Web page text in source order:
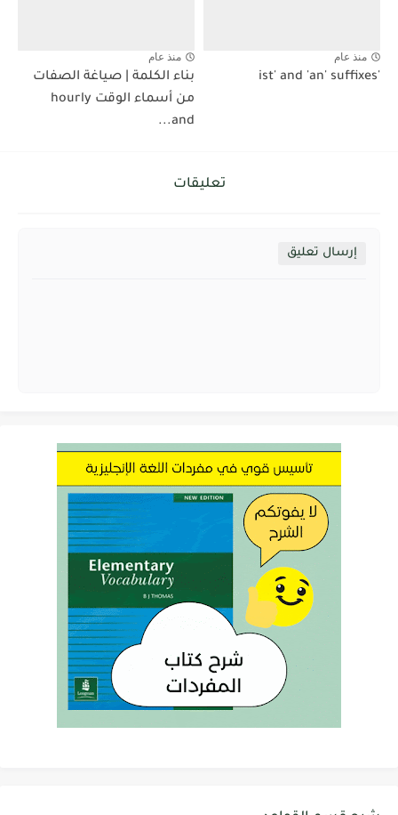
منذ عام
'ist' and 'an' suffixes
منذ عام
بناء الكلمة | صياغة الصفات
من أسماء الوقت hourly
and...
تعليقات
إرسال تعليق